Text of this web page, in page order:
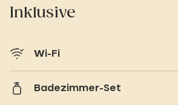
Inklusive
Wi-Fi
Badezimmer-Set